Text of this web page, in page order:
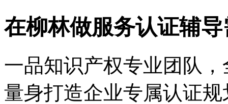
在柳林做服务认证辅
一品知识产权专业团队
量身打造企业专属认证